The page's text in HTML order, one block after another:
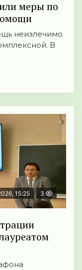
меры по
неизлечимо
В
15:25 3